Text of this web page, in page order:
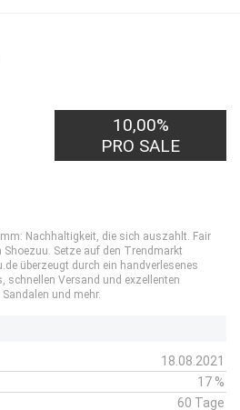
10,00%
PRO SALE
Nachhaltigkeit, die sich auszahlt. Fair
Shoezuu. Setze auf den Trendmarkt
überzeugt durch ein handverlesenes
schnellen Versand und exzellenten
und mehr.
18.08.2021
17 %
60 Tage